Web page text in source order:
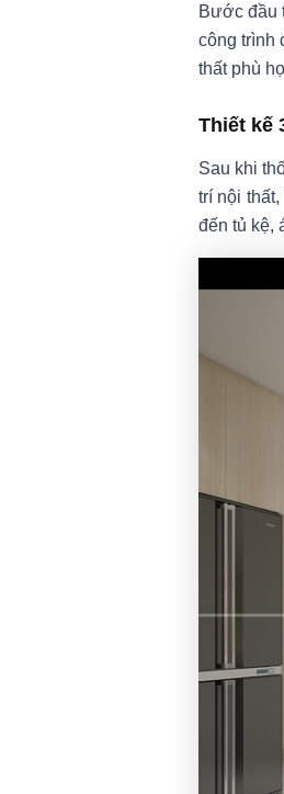
Bước đầu
công trình
thất phù
Thiết kế
Sau khi
trí nội
đến tủ kệ,